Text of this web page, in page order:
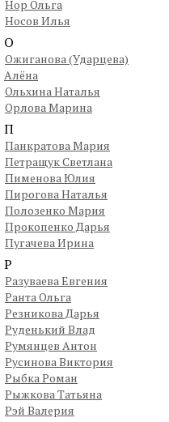
Нор Ольга
Носов Илья
О
Ожиганова (Ударцева)
Алёна
Ольхина Наталья
Орлова Марина
П
Панкратова Мария
Петращук Светлана
Пименова Юлия
Пирогова Наталья
Полозенко Мария
Прокопенко Дарья
Пугачева Ирина
Р
Разуваева Евгения
Ранта Ольга
Резникова Дарья
Руденький Влад
Румянцев Антон
Русинова Виктория
Рыбка Роман
Рыжкова Татьяна
Рэй Валерия